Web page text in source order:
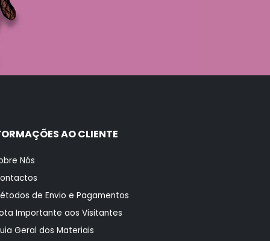
AO CLIENTE
Nós
de Envio e Pagamentos
Importante aos Visitantes
Geral dos Materiais